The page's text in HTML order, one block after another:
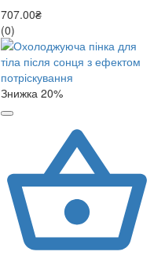
707.00₴
(0)
Знижка 20%